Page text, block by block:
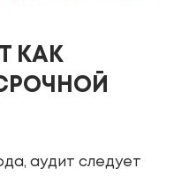
КАК
аудит следует